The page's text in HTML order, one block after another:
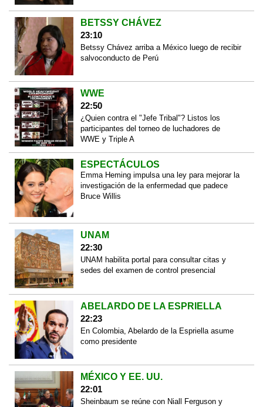
BETSSY CHÁVEZ
23:10
Betssy Chávez arriba a México luego de recibir
salvoconducto de Perú
WWE
22:50
¿Quien contra el "Jefe Tribal"? Listos los
participantes del torneo de luchadores de
WWE y Triple A
ESPECTÁCULOS
Emma Heming impulsa una ley para mejorar la
investigación de la enfermedad que padece
Bruce Willis
UNAM
22:30
UNAM habilita portal para consultar citas y
sedes del examen de control presencial
ABELARDO DE LA ESPRIELLA
22:23
En Colombia, Abelardo de la Espriella asume
como presidente
MÉXICO Y EE. UU.
22:01
Sheinbaum se reúne con Niall Ferguson y